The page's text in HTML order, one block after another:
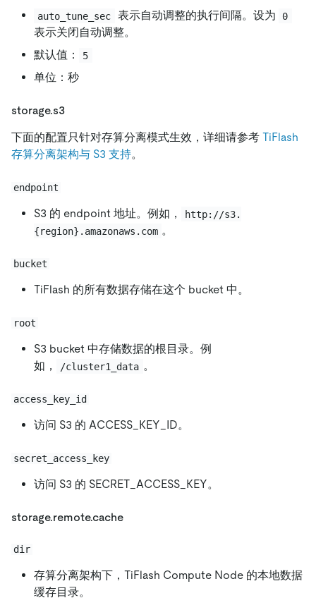
auto_tune_sec 表示自动调整的执行间隔。设为 0
表示关闭自动调整。
默认值：
5
单位：秒
storage.s3
下面的配置只针对存算分离模式生效，详细请参考 TiFlash
存算分离架构与 S3 支持。
endpoint
S3 的 endpoint 地址。例如，
http://s3.
{region}.amazonaws.com 。
bucket
TiFlash 的所有数据存储在这个 bucket 中。
root
S3 bucket 中存储数据的根目录。例
如，
/cluster1_data 。
access_key_id
访问 S3 的 ACCESS_KEY_ID。
secret_access_key
访问 S3 的 SECRET_ACCESS_KEY。
storage.remote.cache
dir
存算分离架构下，TiFlash Compute Node 的本地数据
缓存目录。